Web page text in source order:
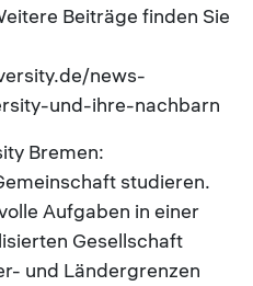
Beiträge finden Sie
news-
und-ihre-nachbarn
Bremen:
studieren.
Aufgaben in einer
Gesellschaft
und Ländergrenzen